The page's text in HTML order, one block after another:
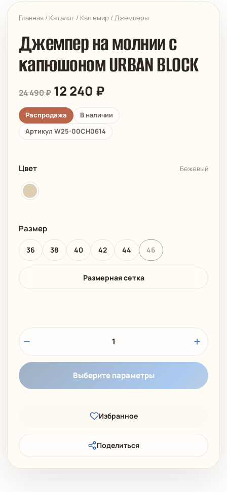
Главная / Каталог / Кашемир / Джемперы
Джемпер на молнии с
капюшоном URBAN BLOCK
24 490₽ Первоначальная
цена
составляла
24
490 ₽.
12 240 ₽Текущая
12
240 ₽.
Распродажа
В наличии
Артикул W25-00CH0614
Цвет Бежевый
Размер
36 38 40 42 44 46
Размерная сетка
1
Выберите параметры
Избранное
Поделиться